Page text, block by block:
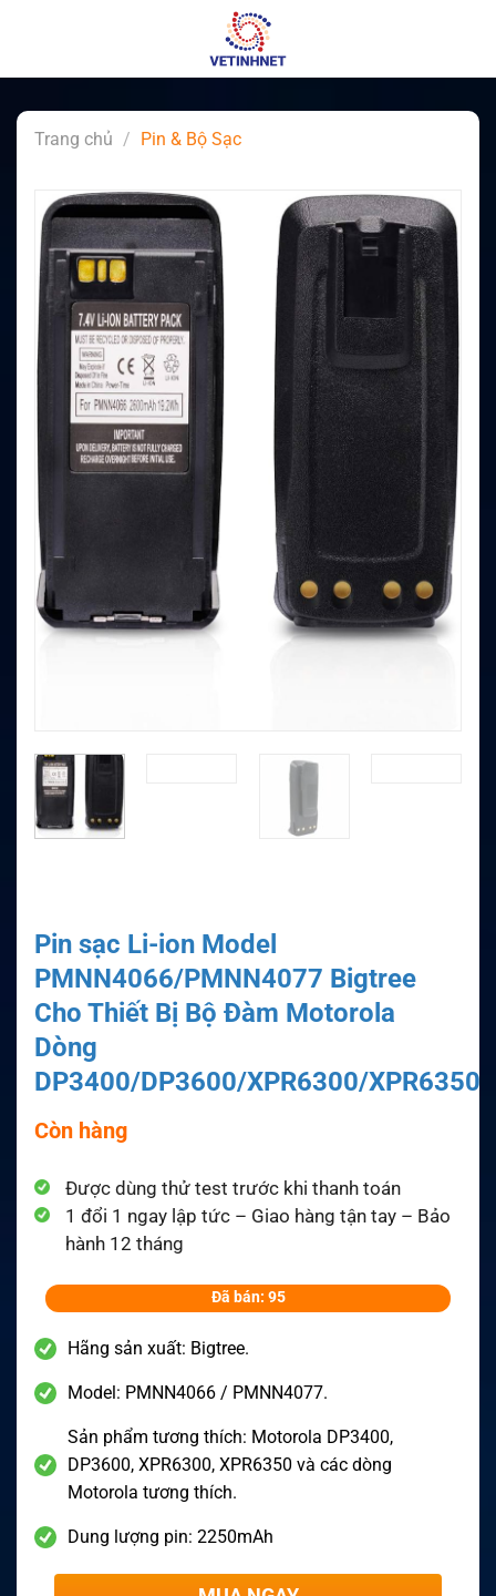
Trang chủ / Pin & Bộ Sạc
Pin sạc Li-ion Model
PMNN4066/PMNN4077 Bigtree
Cho Thiết Bị Bộ Đàm Motorola
Dòng
DP3400/DP3600/XPR6300/XPR6350
Còn hàng
Được dùng thử test trước khi thanh toán
1 đổi 1 ngay lập tức – Giao hàng tận tay – Bảo
hành 12 tháng
Đã bán: 95
Hãng sản xuất: Bigtree.
Model: PMNN4066 / PMNN4077.
Sản phẩm tương thích: Motorola DP3400,
DP3600, XPR6300, XPR6350 và các dòng
Motorola tương thích.
Dung lượng pin: 2250mAh